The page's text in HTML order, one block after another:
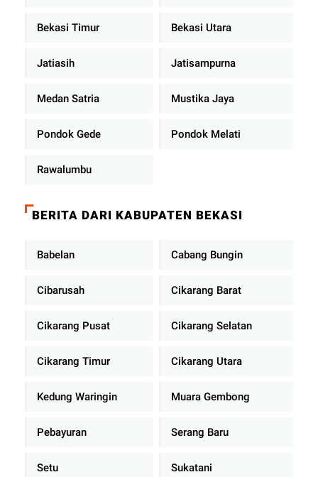
Bekasi Timur Bekasi Utara
Jatiasih Jatisampurna
Medan Satria Mustika Jaya
Pondok Gede Pondok Melati
Rawalumbu
BERITA DARI KABUPATEN BEKASI
Babelan Cabang Bungin
Cibarusah Cikarang Barat
Cikarang Pusat Cikarang Selatan
Cikarang Timur Cikarang Utara
Kedung Waringin Muara Gembong
Pebayuran Serang Baru
Setu Sukatani